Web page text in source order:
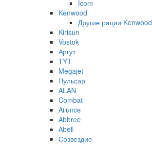
Icom
Kenwood
Другие рации Kenwood
Kirisun
Vostok
Аргут
TYT
Megajet
Пульсар
ALAN
Combat
Ailunce
Abbree
Abell
Созвездие